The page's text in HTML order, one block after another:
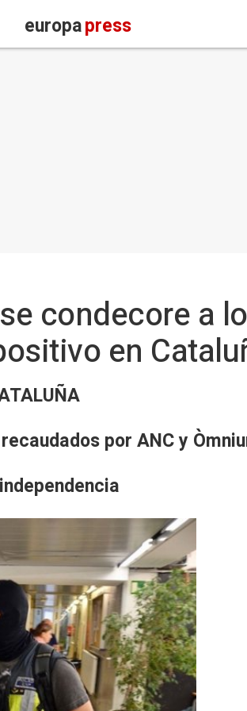
europapress
condecore a
en
por ANC y